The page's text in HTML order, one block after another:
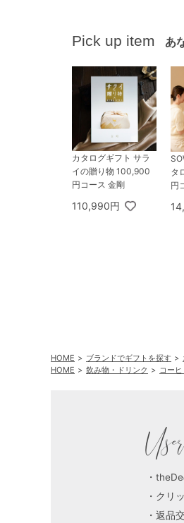
Pick up item あ
カタログギフト サラ
イの贈り物 100,900
円コース 金剛
110,990円
タ
円
HOME ブランドでギフトを探す
HOME
飲み物・ドリンク コー
クリ
返品